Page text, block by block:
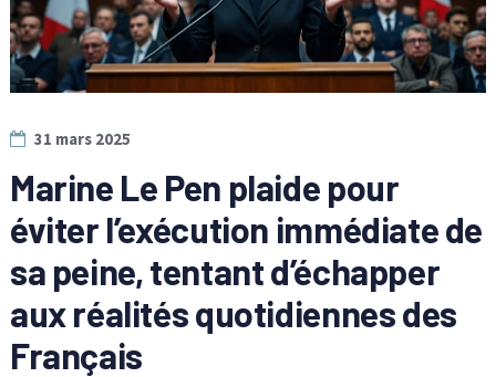
31 mars 2025
Marine Le Pen plaide pour
éviter l’exécution immédiate de
sa peine, tentant d’échapper
aux réalités quotidiennes des
Français